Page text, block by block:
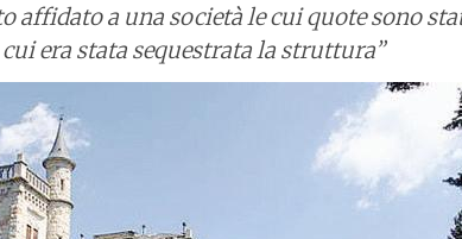
affidato a una società le cui quote sono
cui era stata sequestrata la struttura”